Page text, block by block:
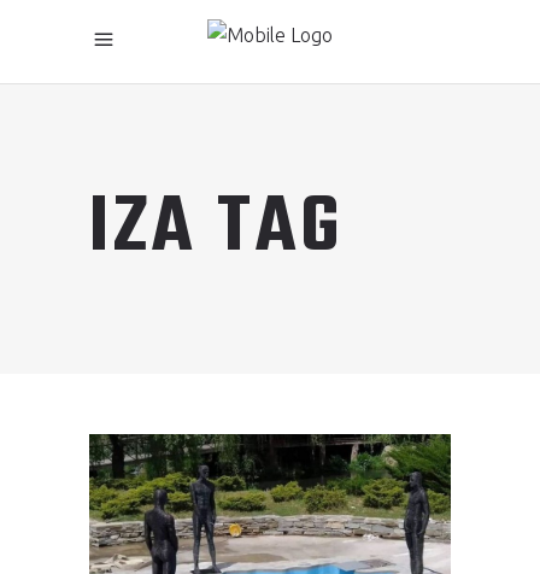
IZA TAG